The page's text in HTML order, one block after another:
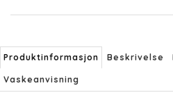
Produktinformasjon Beskrivelse
Vaskeanvisning